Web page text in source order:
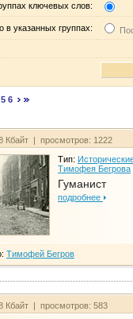
ключевых слов:
в указанных группах:
5 6
Кбайт | просмотров: 1222
Тип:
Тимофея Бегрова
Гуманист
подробнее
Тимофей Бегров
Кбайт | просмотров: 583